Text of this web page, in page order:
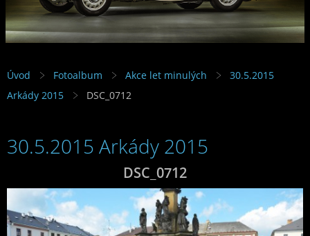
Úvod Fotoalbum Akce let minulých
30.5.2015
Arkády 2015
DSC_0712
30.5.2015 Arkády 2015
DSC_0712